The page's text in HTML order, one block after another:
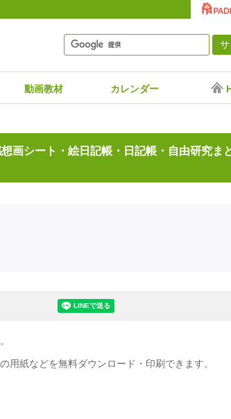
動画教材 カレンダー
画シート・絵日記帳・日記帳・自由研究ま
用紙などを無料ダウンロード・印刷できます。